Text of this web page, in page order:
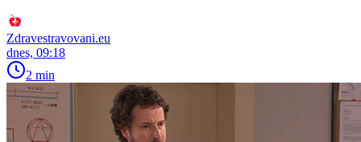
Zdravestravovani.eu
dnes, 09:18
2 min